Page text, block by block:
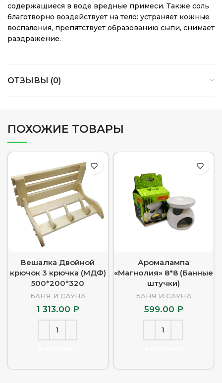
содержащиеся в воде вредные примеси. Также соль
благотворно воздействует на тело: устраняет кожные
воспаления, препятствует образованию сыпи, снимает
раздражение.
ОТЗЫВЫ (0)
ПОХОЖИЕ ТОВАРЫ
Вешалка Двойной
крючок 3 крючка (МДФ)
500*200*320
БАНЯ И САУНА
1 313.00 ₽
Аромалампа
«Магнолия» 8*8 (Банные
штучки)
БАНЯ И САУНА
599.00 ₽